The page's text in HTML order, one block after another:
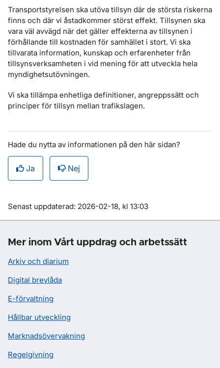
Transportstyrelsen ska utöva tillsyn där de största riskerna
finns och där vi åstadkommer störst effekt. Tillsynen ska
vara väl avvägd när det gäller effekterna av tillsynen i
förhållande till kostnaden för samhället i stort. Vi ska
tillvarata information, kunskap och erfarenheter från
tillsynsverksamheten i vid mening för att utveckla hela
myndighetsutövningen.
Vi ska tillämpa enhetliga definitioner, angreppssätt och
principer för tillsyn mellan trafikslagen.
Hade du nytta av informationen på den här sidan?
Ja Nej
Om sidan
Senast uppdaterad: 2026-02-18, kl 13:03
Mer inom Vårt uppdrag och arbetssätt
Arkiv och diarium
Digital brevlåda
E-förvaltning
Hållbar utveckling
Marknadsövervakning
Regelgivning